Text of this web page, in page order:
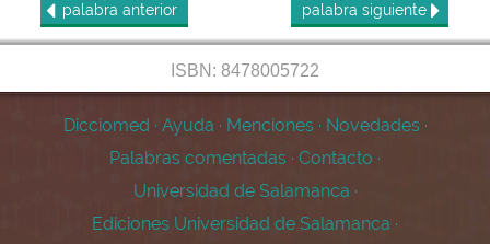
palabra anterior palabra siguiente
ISBN: 8478005722
Dicciomed · Ayuda · Menciones · Novedades ·
Palabras comentadas · Contacto ·
Universidad de Salamanca ·
Ediciones Universidad de Salamanca ·